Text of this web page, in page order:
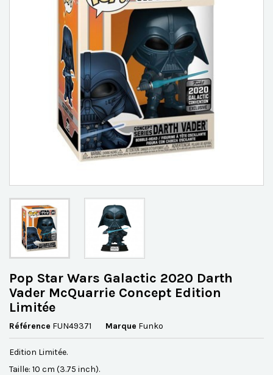
Pop Star Wars Galactic 2020 Darth
Vader McQuarrie Concept Edition
Limitée
Référence FUN49371 Marque Funko
Edition Limitée.
Taille: 10 cm (3.75 inch).